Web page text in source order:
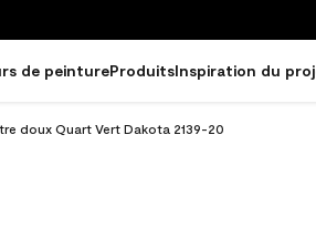
de peintureProduitsInspiration du
doux Quart Vert Dakota 2139-20